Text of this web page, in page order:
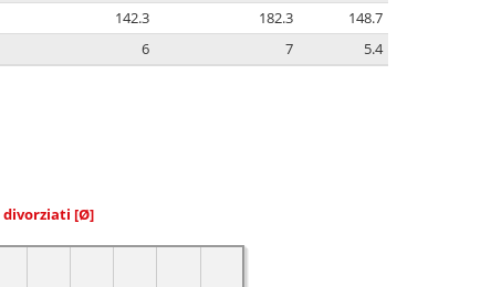
142.3 182.3
148.7
6 7 5.4
divorziati [Ø]